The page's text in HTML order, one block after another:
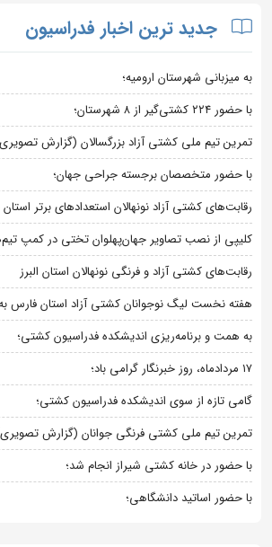
جدید ترین اخبار فدراسیون
به میزبانی شهرستان ارومیه؛
با حضور ۲۲۴ کشتی‌گیر از ۸ شهرستان؛
تمرین تیم ملی کشتی آزاد بزرگسالان (گزارش
با حضور متخصصان برجسته جراحی جهان؛
رقابت‌های کشتی آزاد نونهالان استعدادهای برتر
کلیپی از نصب تصاویر جهان‌پهلوان تختی در کمپ
رقابت‌های کشتی آزاد و فرنگی نونهالان استان البرز
هفته نخست لیگ نوجوانان کشتی آزاد استان فارس به
به همت و برنامه‌ریزی اندیشکده فدراسیون کشتی؛
۱۷ مردادماه، روز خبرنگار گرامی باد؛
گامی تازه از سوی اندیشکده فدراسیون کشتی؛
تمرین تیم ملی کشتی فرنگی جوانان (گزارش
با حضور در خانه کشتی شیراز انجام شد؛
با حضور اساتید دانشگاهی؛